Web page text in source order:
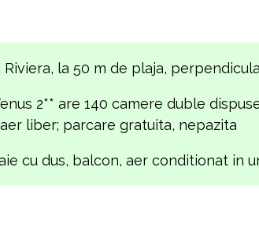
la 50 m de plaja,
2** are 140 camere duble
liber; parcare gratuita, nepazita
cu dus, balcon, aer conditionat in